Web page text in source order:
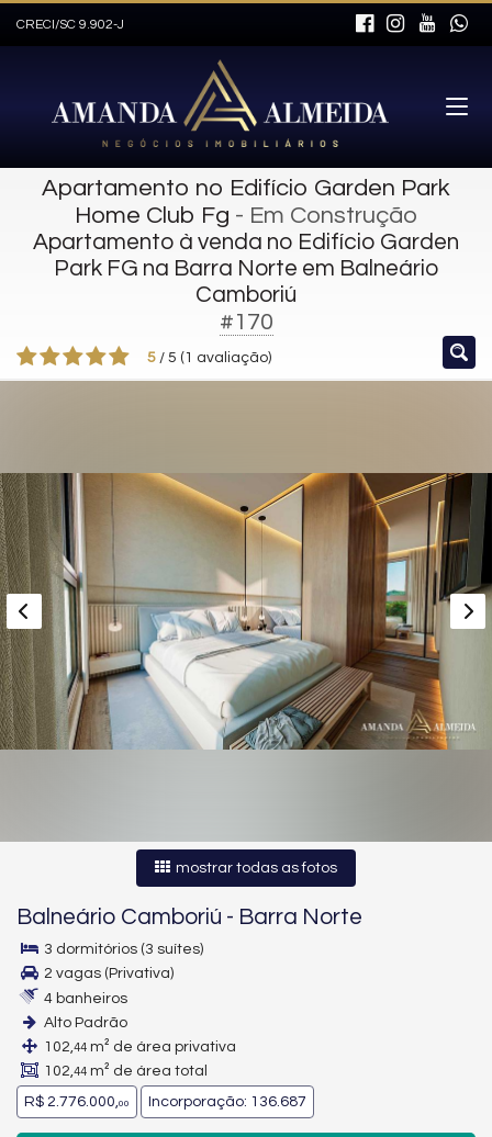
CRECI/SC 9.902-J
Apartamento no Edifício Garden Park
Home Club Fg - Em Construção
Apartamento à venda no Edifício Garden
Park FG na Barra Norte em Balneário
Camboriú
#170
5 / 5 ( 1 avaliação)
mostrar todas as fotos
Balneário Camboriú - Barra Norte
3 dormitórios (3 suítes)
2 vagas (Privativa)
4 banheiros
Alto Padrão
102,44 m² de área privativa
102,44 m² de área total
R$ 2.776.000,00 Incorporação: 136.687